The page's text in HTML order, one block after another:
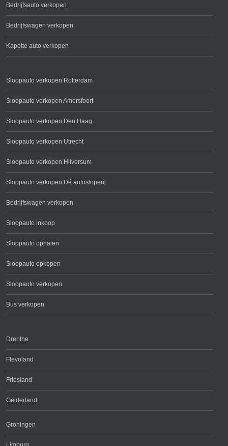
Bedrijfsauto verkopen
Bedrijfswagen verkopen
Kapotte auto verkopen
Sloopauto verkopen Rotterdam
Sloopauto verkopen Amersfoort
Sloopauto verkopen Den Haag
Sloopauto verkopen Utrecht
Sloopauto verkopen Hilversum
Sloopauto verkopen Dé autosloperij
Bedrijfswagen verkopen
Sloopauto inkoop
Sloopauto ophalen
Sloopauto opkopen
Sloopauto verkopen
Bus verkopen
Drenthe
Flevoland
Friesland
Gelderland
Groningen